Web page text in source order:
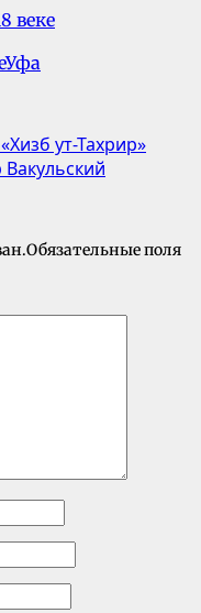
веке
Уфа
ут-Тахрир»
Обязательные поля